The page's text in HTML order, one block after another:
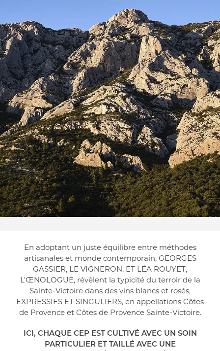
En adoptant un juste équilibre entre méthodes
artisanales et monde contemporain, GEORGES
GASSIER, LE VIGNERON, ET LÉA ROUYET,
L’ŒNOLOGUE, révèlent la typicité du terroir de la
Sainte-Victoire dans des vins blancs et rosés,
EXPRESSIFS ET SINGULIERS, en appellations Côtes
de Provence et Côtes de Provence Sainte-Victoire.
ICI, CHAQUE CEP EST CULTIVÉ AVEC UN SOIN
PARTICULIER ET TAILLÉ AVEC UNE